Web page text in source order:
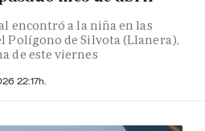
encontró a la niña en las
Polígono de Silvota (Llanera),
de este viernes
22:17h.